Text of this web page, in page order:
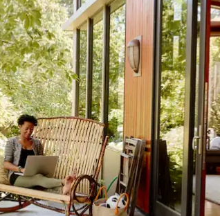
und unten oder erkunde die Ergebnisse